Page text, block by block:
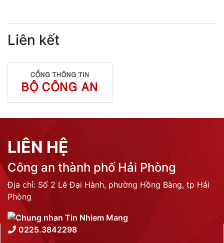
Liên kết
LIÊN HỆ
Công an thành phố Hải Phòng
Địa chỉ: Số 2 Lê Đại Hành, phường Hồng Bàng, tp Hải
Phòng
0225.3842298